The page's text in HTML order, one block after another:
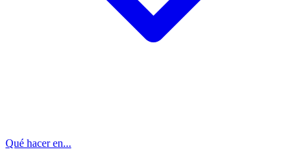
Qué hacer en...